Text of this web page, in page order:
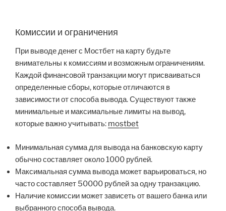
Комиссии и ограничения
При выводе денег с Мостбет на карту будьте
внимательны к комиссиям и возможным ограничениям.
Каждой финансовой транзакции могут присваиваться
определенные сборы, которые отличаются в
зависимости от способа вывода. Существуют также
минимальные и максимальные лимиты на вывод,
которые важно учитывать: mostbet
Минимальная сумма для вывода на банковскую карту
обычно составляет около 1000 рублей.
Максимальная сумма вывода может варьироваться, но
часто составляет 50000 рублей за одну транзакцию.
Наличие комиссии может зависеть от вашего банка или
выбранного способа вывода.